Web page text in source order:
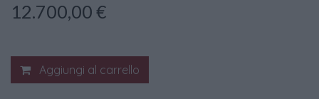
12.700,00 €
Aggiungi al carrello